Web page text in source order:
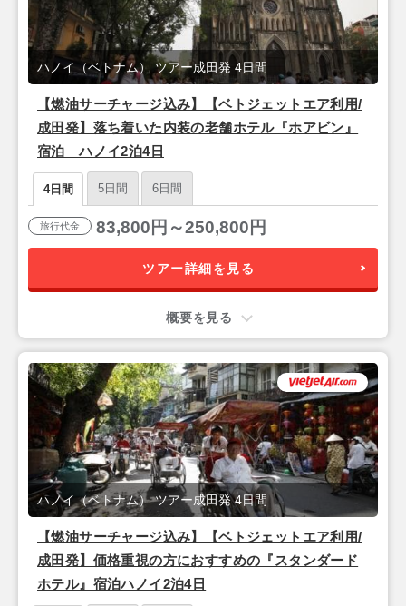
【燃油サーチャージ込み】【ベトジェットエア利用/
成田発】落ち着いた内装の老舗ホテル『ホアビン』
宿泊 ハノイ2泊4日
ハノイ（ベトナム） ツアー成田発 4日間
4日間 5日間 6日間
旅行代金 83,800円～250,800円
ツアー詳細を見る
概要を見る
【燃油サーチャージ込み】【ベトジェットエア利用/
成田発】価格重視の方におすすめの『スタンダード
ホテル』宿泊ハノイ2泊4日
ハノイ（ベトナム） ツアー成田発 4日間